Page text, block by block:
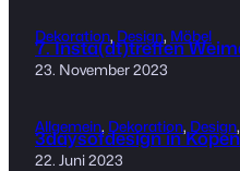
Dekoration, Design, Möbel
7. Insta(dt)treffen
23. November 2023
Allgemein, Dekoration, Design,
3daysofdesign in
22. Juni 2023